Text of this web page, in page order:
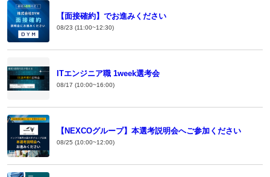
【面接確約】でお進みください
08/23 (11:00~12:30)
ITエンジニア職 1week選考会
08/17 (10:00~16:00)
【NEXCOグループ】本選考説明会へご参加ください
08/25 (10:00~12:00)